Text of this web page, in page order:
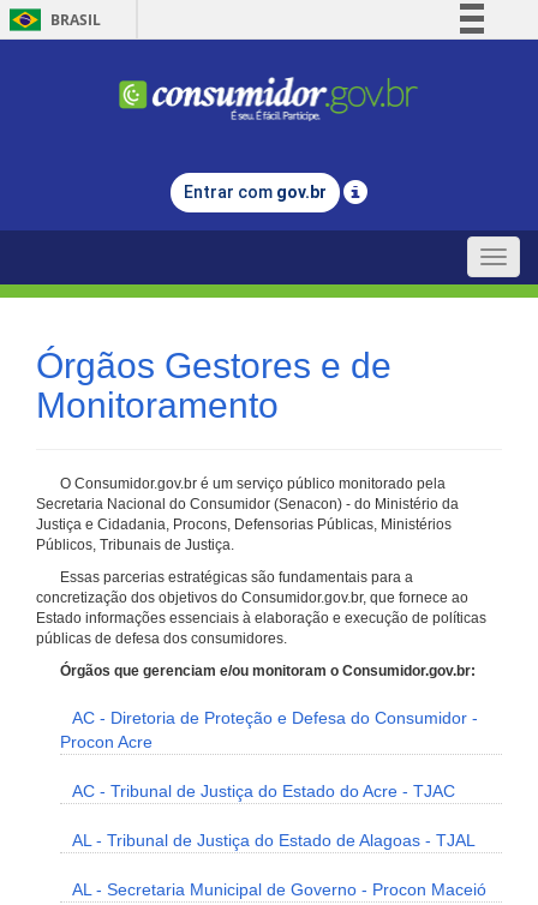
BRASIL
Comunica BR
Legislação
Entrar com gov.br
Toggle
Órgãos Gestores e de
Monitoramento
O Consumidor.gov.br é um serviço público monitorado pela
Secretaria Nacional do Consumidor (Senacon) - do Ministério da
Justiça e Cidadania, Procons, Defensorias Públicas, Ministérios
Públicos, Tribunais de Justiça.
Essas parcerias estratégicas são fundamentais para a
concretização dos objetivos do Consumidor.gov.br, que fornece ao
Estado informações essenciais à elaboração e execução de políticas
públicas de defesa dos consumidores.
Órgãos que gerenciam e/ou monitoram o Consumidor.gov.br:
AC - Diretoria de Proteção e Defesa do Consumidor -
Procon Acre
AC - Tribunal de Justiça do Estado do Acre - TJAC
AL - Tribunal de Justiça do Estado de Alagoas - TJAL
AL - Secretaria Municipal de Governo - Procon Maceió